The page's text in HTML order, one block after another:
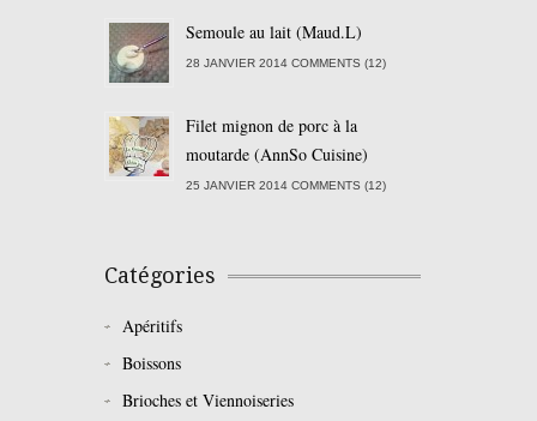
Semoule au lait (Maud.L)
28 JANVIER 2014 COMMENTS (12)
Filet mignon de porc à la
moutarde (AnnSo Cuisine)
25 JANVIER 2014 COMMENTS (12)
Catégories
Apéritifs
Boissons
Brioches et Viennoiseries